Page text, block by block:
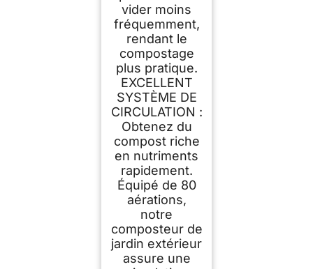
vider moins
fréquemment,
rendant le
compostage
plus pratique.
EXCELLENT
SYSTÈME DE
CIRCULATION :
Obtenez du
compost riche
en nutriments
rapidement.
Équipé de 80
aérations,
notre
composteur de
jardin extérieur
assure une